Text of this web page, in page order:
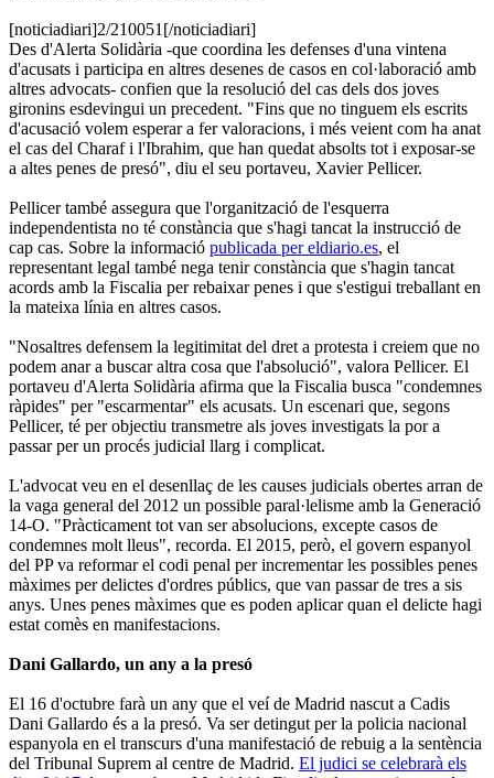
[noticiadiari]2/210051[/noticiadiari]
Des d'Alerta Solidària -que coordina les defenses d'una vintena
d'acusats i participa en altres desenes de casos en col·laboració amb
altres advocats- confien que la resolució del cas dels dos joves
gironins esdevingui un precedent. "Fins que no tinguem els escrits
d'acusació volem esperar a fer valoracions, i més veient com ha anat
el cas del Charaf i l'Ibrahim, que han quedat absolts tot i exposar-se
a altes penes de presó", diu el seu portaveu, Xavier Pellicer.
Pellicer també assegura que l'organització de l'esquerra
independentista no té constància que s'hagi tancat la instrucció de
cap cas. Sobre la informació publicada per eldiario.es, el
representant legal també nega tenir constància que s'hagin tancat
acords amb la Fiscalia per rebaixar penes i que s'estigui treballant en
la mateixa línia en altres casos.
"Nosaltres defensem la legitimitat del dret a protesta i creiem que no
podem anar a buscar altra cosa que l'absolució", valora Pellicer. El
portaveu d'Alerta Solidària afirma que la Fiscalia busca "condemnes
ràpides" per "escarmentar" els acusats. Un escenari que, segons
Pellicer, té per objectiu transmetre als joves investigats la por a
passar per un procés judicial llarg i complicat.
L'advocat veu en el desenllaç de les causes judicials obertes arran de
la vaga general del 2012 un possible paral·lelisme amb la Generació
14-O. "Pràcticament tot van ser absolucions, excepte casos de
condemnes molt lleus", recorda. El 2015, però, el govern espanyol
del PP va reformar el codi penal per incrementar les possibles penes
màximes per delictes d'ordres públics, que van passar de tres a sis
anys. Unes penes màximes que es poden aplicar quan el delicte hagi
estat comès en manifestacions.
Dani Gallardo, un any a la presó
El 16 d'octubre farà un any que el veí de Madrid nascut a Cadis
Dani Gallardo és a la presó. Va ser detingut per la policia nacional
espanyola en el transcurs d'una manifestació de rebuig a la sentència
del Tribunal Suprem al centre de Madrid. El judici se celebrarà els